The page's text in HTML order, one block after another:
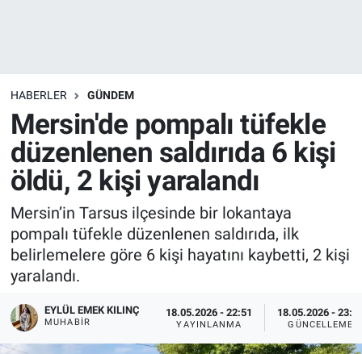
HABERLER GÜNDEM
Mersin'de pompalı tüfekle
düzenlenen saldırıda 6 kişi
öldü, 2 kişi yaralandı
Mersin’in Tarsus ilçesinde bir lokantaya
pompalı tüfekle düzenlenen saldırıda, ilk
belirlemelere göre 6 kişi hayatını kaybetti, 2 kişi
yaralandı.
EYLÜL EMEK KILINÇ
MUHABIR
18.05.2026 - 22:51
YAYINLANMA
18.05.2026 -
GÜNCELLEME